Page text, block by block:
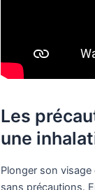
Les
une
Plonger son visage
sans précautions.